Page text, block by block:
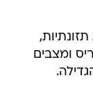
ומצבים